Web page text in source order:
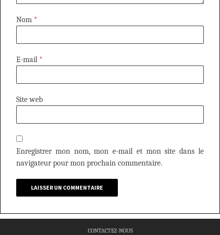
Nom *
E-mail *
Site web
Enregistrer mon nom, mon e-mail et mon site dans le
navigateur pour mon prochain commentaire.
CONTACTEZ-NOUS